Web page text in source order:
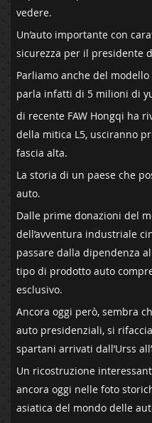
vedere.
Un’auto importante con
sicurezza per il presidente
Parliamo anche del
parla infatti di 5 milioni di
di recente FAW Hongqi ha
della mitica L5, usciranno
fascia alta.
La storia di un paese che
auto.
Dalle prime donazioni del
dell’avventura industriale
passare dalla dipendenza
tipo di prodotto auto
esclusivo.
Ancora oggi però, sembra
auto presidenziali, si
spartani arrivati dall’Urss
Un ricostruzione
ancora oggi nelle foto
asiatica del mondo delle